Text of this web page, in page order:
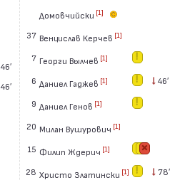
46′
46′
Домовчийски [1]
37 Венцислав Керчев [1]
7 Георги Вылчев [1]
6 Даниел Гаджев [1] 46′
9 Даниел Генов [1]
20 Милан Вушурович [1]
15 Филип Ждерич [1]
28 Христо Златински [1] 78′